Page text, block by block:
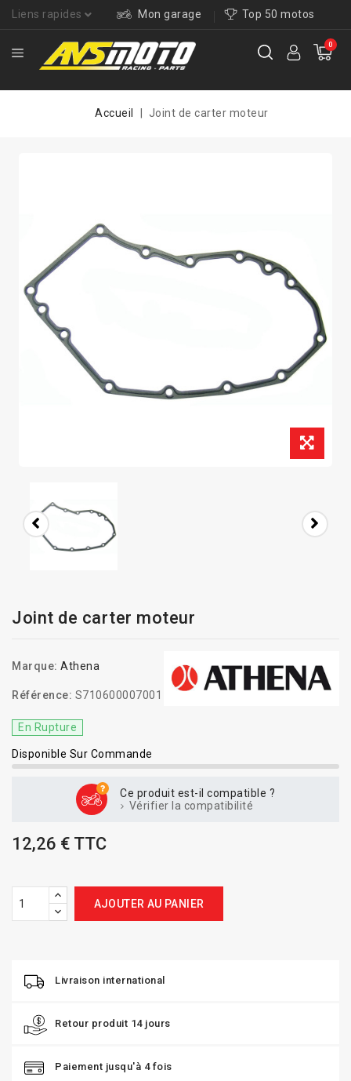
Liens rapides Mon garage Top 50 motos
0
Accueil Joint de carter moteur
Joint de carter moteur
Marque: Athena
Référence: S710600007001
En Rupture
Disponible Sur Commande
Ce produit est-il compatible ?
Vérifier la compatibilité
12,26 € TTC
AJOUTER AU PANIER
Livraison international
Retour produit 14 jours
Paiement jusqu'à 4 fois